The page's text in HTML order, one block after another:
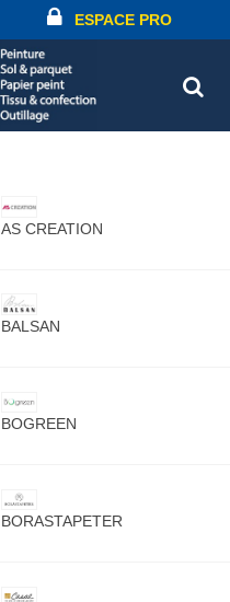
ESPACE PRO
AS CREATION
BALSAN
BOGREEN
BORASTAPETER